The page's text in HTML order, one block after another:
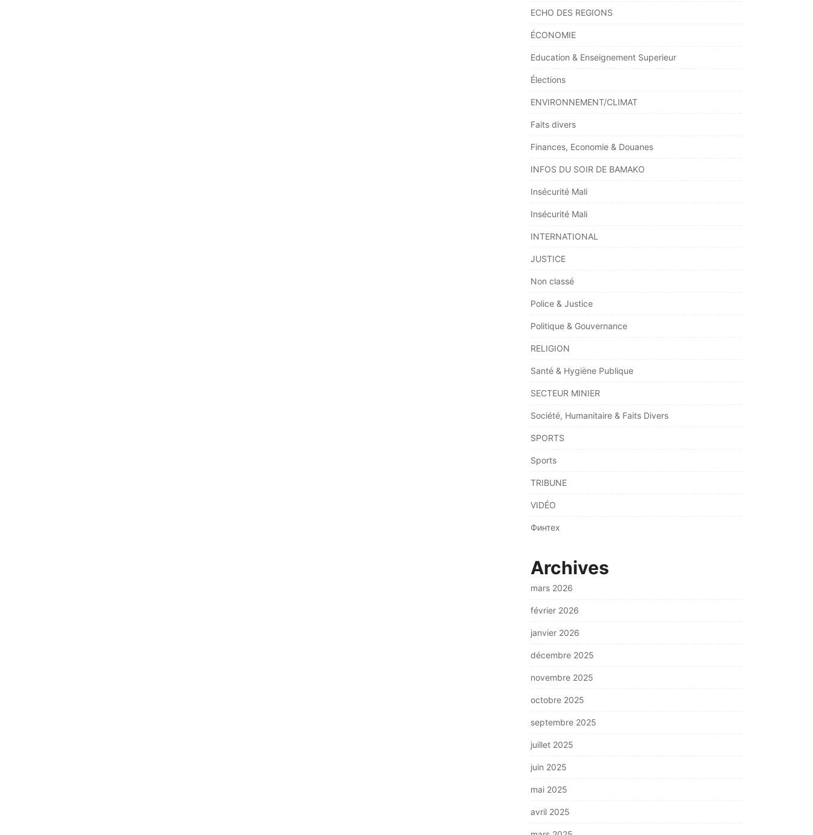
ECHO DES REGIONS
ÉCONOMIE
Education & Enseignement Superieur
Élections
ENVIRONNEMENT/CLIMAT
Faits divers
Finances, Economie & Douanes
INFOS DU SOIR DE BAMAKO
Insécurité Mali
Insécurité Mali
INTERNATIONAL
JUSTICE
Non classé
Police & Justice
Politique & Gouvernance
RELIGION
Santé & Hygiène Publique
SECTEUR MINIER
Société, Humanitaire & Faits Divers
SPORTS
Sports
TRIBUNE
VIDÉO
Финтех
Archives
mars 2026
février 2026
janvier 2026
décembre 2025
novembre 2025
octobre 2025
septembre 2025
juillet 2025
juin 2025
mai 2025
avril 2025